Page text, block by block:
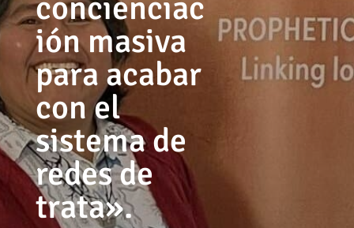
ión masiva
para acabar
con el
sistema de
redes de
trata».